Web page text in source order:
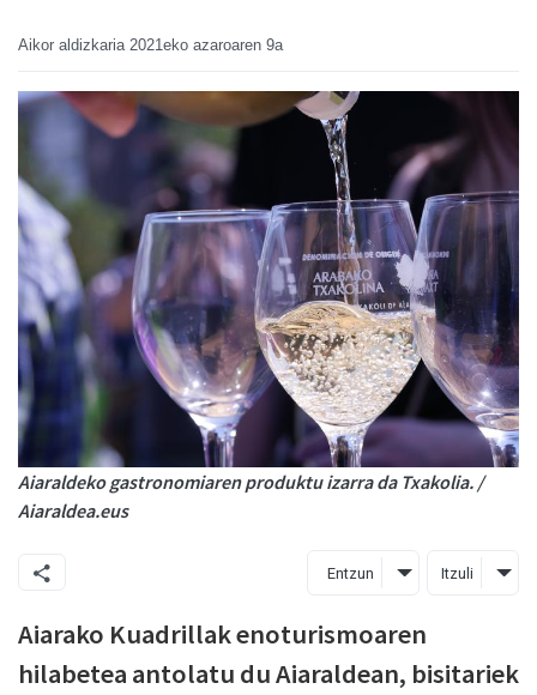
Aikor aldizkaria 2021eko azaroaren 9a
Aiaraldeko gastronomiaren produktu izarra da Txakolia. /
Aiaraldea.eus
Entzun Itzuli
Aiarako Kuadrillak enoturismoaren
hilabetea antolatu du Aiaraldean, bisitariek